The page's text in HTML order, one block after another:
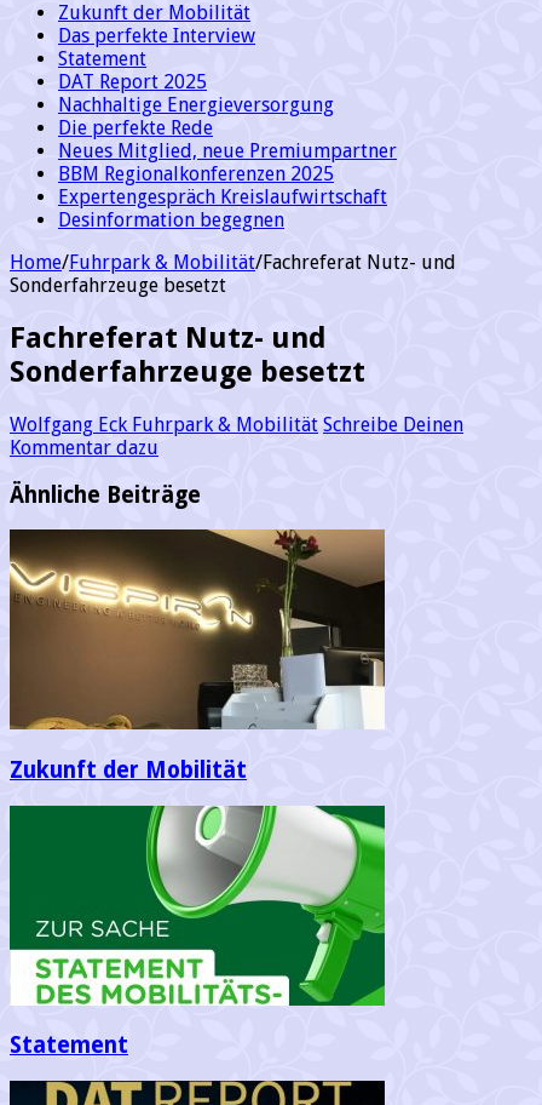
Zukunft der Mobilität
Das perfekte Interview
Statement
DAT Report 2025
Nachhaltige Energieversorgung
Die perfekte Rede
Neues Mitglied, neue Premiumpartner
BBM Regionalkonferenzen 2025
Expertengespräch Kreislaufwirtschaft
Desinformation begegnen
Home/Fuhrpark & Mobilität/Fachreferat Nutz- und
Sonderfahrzeuge besetzt
Fachreferat Nutz- und
Sonderfahrzeuge besetzt
Wolfgang Eck Fuhrpark & Mobilität Schreibe Deinen
Kommentar dazu
Ähnliche Beiträge
Zukunft der Mobilität
Statement